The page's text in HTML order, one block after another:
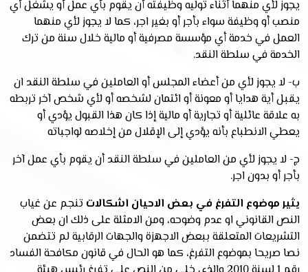
يجوز لأي منهما أثناء توليه وظيفته أن يقوم بأي عمل أو يشغل أي
منصب أو وظيفة سواء بأجر أو بغير اجر، كما لا يجوز لأي منهما
العمل في خدمة أي مؤسسة مصرفية أو مالية خلال سنة من ترك
الخدمة في سلطة النقد.
ب- لا يجوز لأي من أعضاء المجلس أو العاملين في سلطة النقد ان
يقبل أية هدايا أو معونة أو ائتمان لشخصه أو لأي شخص آخر تربطه
به علاقة عائلية أو تجارية أو مالية إذا كان هذا القبول يؤدي أو
يعطي الانطباع بأنه يؤدي إلى الإقلال من إخلاصه لواجباته
ج- لا يجوز لأي من العاملين في سلطة النقد أن يقوم بأي عمل آخر
بأجر أو بدون اجر.
يثير موضوع التفرغ في بعض الاحيان اشكالات تنجم عن غياب
النص القانوني او عدم وضوحه، ومن الامثلة على ذلك ان بعض
التشريعات المتعلقة ببعض الاجهزة والجهات الرقابية لم تتضمن
نصا صريحا بموضوع التفرغ، كما هو الحال في قانون مكافحة الفساد